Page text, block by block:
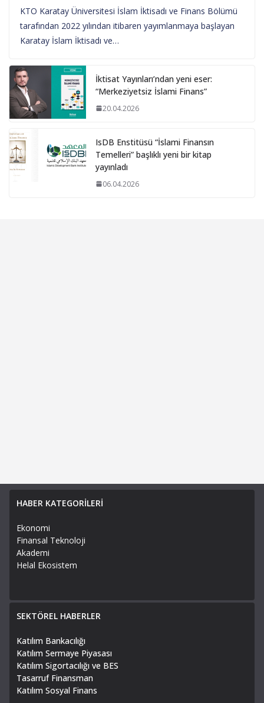
KTO Karatay Üniversitesi İslam İktisadı ve Finans Bölümü
tarafından 2022 yılından itibaren yayımlanmaya başlayan
Karatay İslam İktisadı ve…
İktisat Yayınları’ndan yeni eser:
“Merkeziyetsiz İslami Finans”
20.04.2026
IsDB Enstitüsü “İslami Finansın
Temelleri” başlıklı yeni bir kitap
yayınladı
06.04.2026
HABER KATEGORİLERİ
Ekonomi
Finansal Teknoloji
Akademi
Helal Ekosistem
SEKTÖREL HABERLER
Katılım Bankacılığı
Katılım Sermaye Piyasası
Katılım Sigortacılığı ve BES
Tasarruf Finansman
Katılım Sosyal Finans